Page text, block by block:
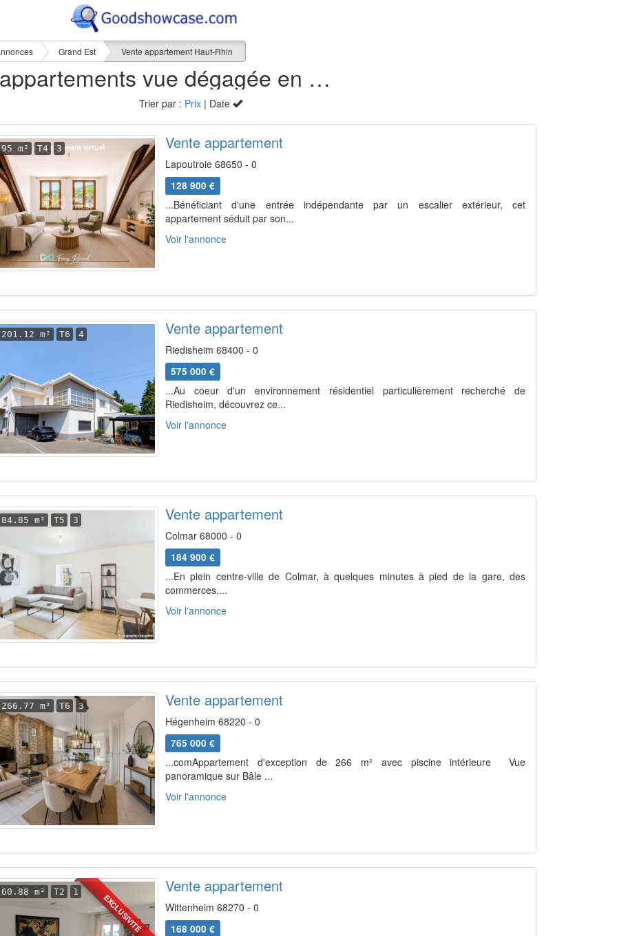
Grand Est Vente appartement Haut-Rhin
98 appartements vue dégagée en vente dans le Haut-Rhin (68)
Trier par : Prix| Date
95 m² T4 3 Vente appartement
Lapoutroie 68650 - 0
128 900 €
...Bénéficiant d'une entrée indépendante par un escalier extérieur, cet
appartement séduit par son...
Voir l'annonce
201.12 m² T6 4 Vente appartement
Riedisheim 68400 - 0
575 000 €
...Au coeur d'un environnement résidentiel particulièrement recherché de
Riedisheim, découvrez ce...
Voir l'annonce
84.85 m² T5 3 Vente appartement
Colmar 68000 - 0
184 900 €
...En plein centre-ville de Colmar, à quelques minutes à pied de la gare, des
commerces,...
Voir l'annonce
266.77 m² T6 3 Vente appartement
Hégenheim 68220 - 0
765 000 €
...comAppartement d'exception de 266 m² avec piscine intérieure  Vue
panoramique sur Bâle ...
Voir l'annonce
EXCLUSIVITÉ
60.88 m² T2 1 Vente appartement
Wittenheim 68270 - 0
168 000 €